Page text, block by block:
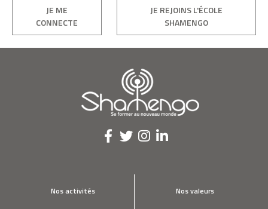
JE ME
CONNECTE
JE REJOINS L'ÉCOLE
SHAMENGO
Nos activités Nos valeurs